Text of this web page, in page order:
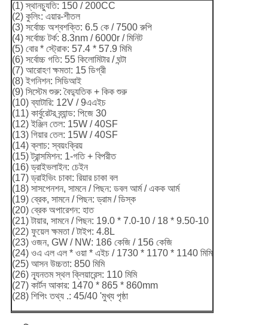
(1) স্থানচ্যুতি: 150 / 200CC
(2) কুলিং: এয়ার-শীতল
(3) সর্বোচ্চ অশ্বশক্তি: 6.5 কে / 7500 রুপি
(4) সর্বোচ্চ টর্ক: 8.3nm / 6000r / মিনিট
(5) বোর * স্ট্রোক: 57.4 * 57.9 মিমি
(6) সর্বোচ্চ গতি: 55 কিলোমিটার / ঘন্টা
(7) আরোহণ ক্ষমতা: 15 ডিগ্রী
(8) ইগনিশন: সিডিআই
(9) সিস্টেম শুরু: বৈদ্যুতিক + কিক শুরু
(10) ব্যাটারি: 12V / 9এএইচ
(11) কার্বুরেটর ব্র্যান্ড: পিজে 30
(12) ইঞ্জিন তেল: 15W / 40SF
(13) গিয়ার তেল: 15W / 40SF
(14) ক্লাচ: স্বয়ংক্রিয়
(15) ট্রান্সমিশন: 1-গতি + বিপরীত
(16) ড্রাইভলাইন: চেইন
(17) ড্রাইভিং চাকা: রিয়ার চাকা বল
(18) সাসপেনশন, সামনে / পিছন: ডবল আর্ম / একক আর্ম
(19) ব্রেক, সামনে / পিছন: ড্রাম / ডিস্ক
(20) ব্রেক অপারেশন: হাত
(21) টায়ার, সামনে / পিছন: 19.0 * 7.0-10 / 18 * 9.50-10
(22) ফুয়েল ক্ষমতা / টাইপ: 4.8L
(23) ওজন, GW / NW: 186 কেজি / 156 কেজি
(24) ওএ এল এল * ওয়া * এইচ / 1730 * 1170 * 1140 মিমি
(25) আসন উচ্চতা: 850 মিমি
(26) ন্যূনতম স্থল ক্লিয়ারেন্স: 110 মিমি
(27) কার্টন আকার: 1470 * 865 * 860mm
(28) শিপিং তথ্য .: 45/40 'মুখ্য পৃষ্ঠা